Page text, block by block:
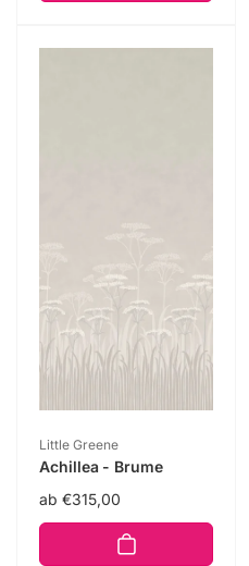
Anbieter:
Little Greene
Achillea - Brume
Normaler
Preis
ab €315,00